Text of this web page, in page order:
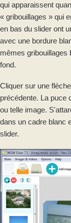
qui apparaissent
« gribouillages » qui
en bas du slider ont
avec une bordure
mêmes gribouillages
fond.
Cliquer sur une
précédente. La puce
ou telle image.
dans un cadre blanc
slider.